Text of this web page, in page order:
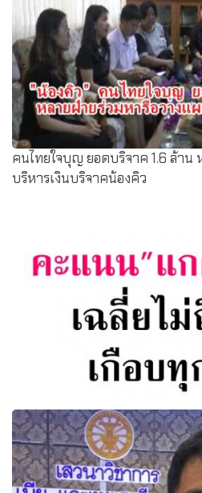
คนไทยใจบุญ ยอดบริจาค 1.6 ล้าน
บริหารเงินบริจาคน้องคิว
คะแนน"แกต-แพต"เฉลี่ยไม่ถึงครึ่ง
คำร้องขอดูกระดาษคำตอบ 20-22